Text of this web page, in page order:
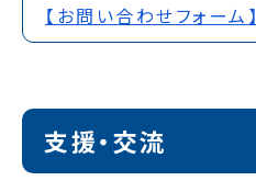
【お問い合わせフォーム】
支援・交流